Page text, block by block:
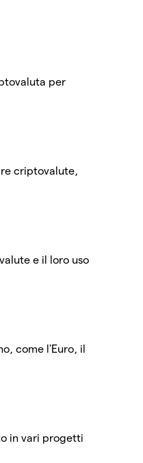
per
criptovalute,
e il loro uso
come l'Euro, il
in vari progetti